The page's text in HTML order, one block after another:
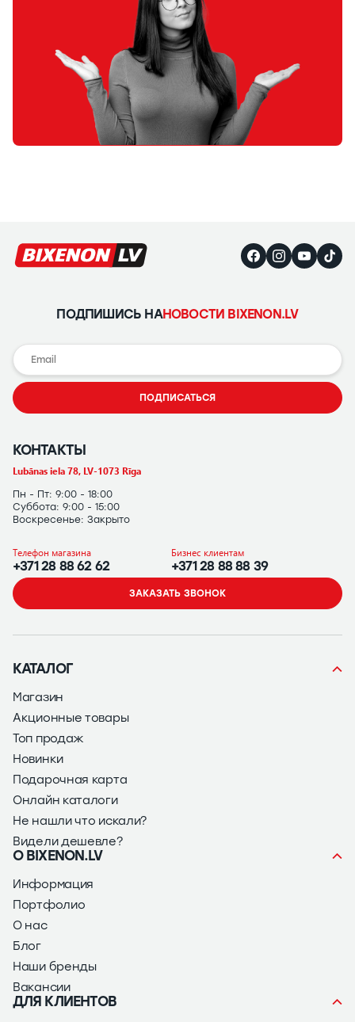
ПОДПИШИСЬ НАНОВОСТИ BIXENON.LV
ПОДПИСАТЬСЯ
КОНТАКТЫ
Lubānas iela 78, LV-1073 Rīga
Пн - Пт: 9:00 - 18:00
Суббота: 9:00 - 15:00
Воскресенье: Закрыто
Телефон магазина
+371 28 88 62 62
Бизнес клиентам
+371 28 88 88 39
ЗАКАЗАТЬ ЗВОНОК
КАТАЛОГ
Магазин
Акционные товары
Топ продаж
Новинки
Подарочная карта
Онлайн каталоги
Не нашли что искали?
Видели дешевле?
О BIXENON.LV
Информация
Портфолио
О нас
Блог
Наши бренды
Вакансии
ДЛЯ КЛИЕНТОВ